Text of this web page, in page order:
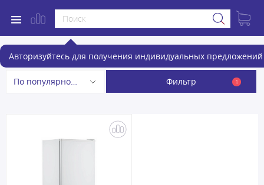
Авторизуйтесь для получения индивидуальных предложений
Холодильники
По популярности Фильтр 1